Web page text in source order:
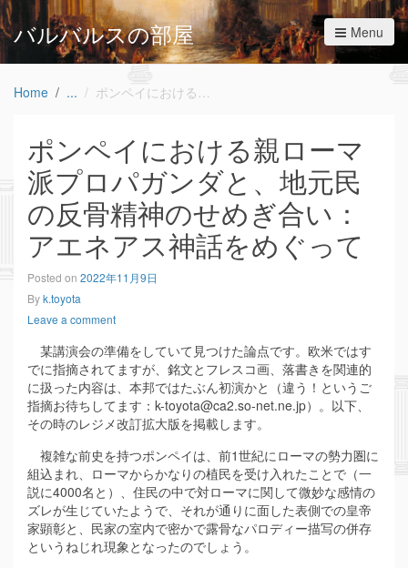
バルバルスの部屋 Menu
Home ポンペイにおける親ローマ派プロパガンダと、地元民の反骨精神のせめぎ合い：アエネアス神話をめぐって
ポンペイにおける親ローマ
派プロパガンダと、地元民
の反骨精神のせめぎ合い：
アエネアス神話をめぐって
Posted on 2022年11月9日
Byk.toyota
Leave a comment
某講演会の準備をしていて見つけた論点です。欧米ではす
でに指摘されてますが、銘文とフレスコ画、落書きを関連的
に扱った内容は、本邦ではたぶん初演かと（違う！というご
指摘お待ちしてます：k-toyota@ca2.so-net.ne.jp）。以下、
その時のレジメ改訂拡大版を掲載します。
複雑な前史を持つポンペイは、前1世紀にローマの勢力圏に
組込まれ、ローマからかなりの植民を受け入れたことで（一
説に4000名と）、住民の中で対ローマに関して微妙な感情の
ズレが生じていたようで、それが通りに面した表側での皇帝
家顕彰と、民家の室内で密かで露骨なパロディー描写の併存
というねじれ現象となったのでしょう。